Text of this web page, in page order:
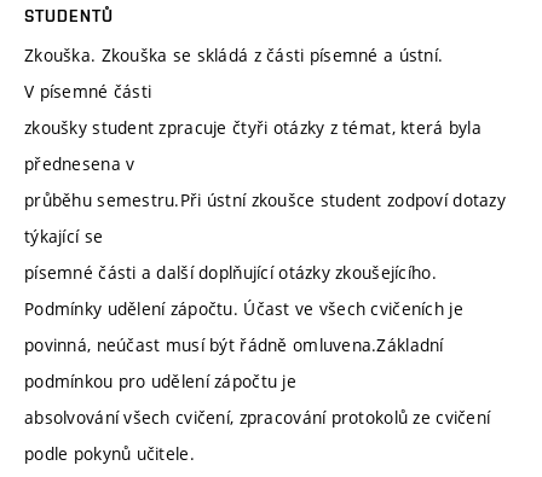
STUDENTŮ
Zkouška. Zkouška se skládá z části písemné a ústní.
V písemné části
zkoušky student zpracuje čtyři otázky z témat, která byla
přednesena v
průběhu semestru.Při ústní zkoušce student zodpoví dotazy
týkající se
písemné části a další doplňující otázky zkoušejícího.
Podmínky udělení zápočtu. Účast ve všech cvičeních je
povinná, neúčast musí být řádně omluvena.Základní
podmínkou pro udělení zápočtu je
absolvování všech cvičení, zpracování protokolů ze cvičení
podle pokynů učitele.